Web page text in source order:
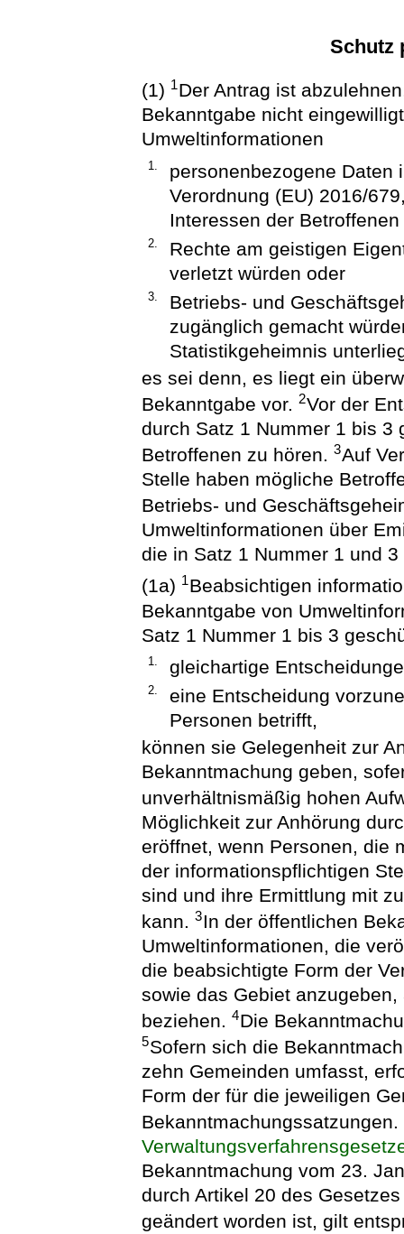
Schutz
(1) 1Der Antrag ist
Bekanntgabe nicht
Umweltinformationen
1.
personenbezogene Daten
Verordnung (EU) 2016/
Interessen der
2.
Rechte am geistigen
verletzt würden oder
3.
Betriebs- und
zugänglich gemacht
Statistikgeheimnis
es sei denn, es liegt ein
Bekanntgabe vor.2Vor der
durch Satz 1 Nummer 1 bis 3
Betroffenen zu hören.3Auf
Stelle haben mögliche
Betriebs- und
Umweltinformationen über
die in Satz 1 Nummer 1 und
(1a) 1Beabsichtigen
Bekanntgabe von
Satz 1 Nummer 1 bis 3
1. gleichartige
2.
eine Entscheidung
Personen betrifft,
können sie Gelegenheit zur
Bekanntmachung geben,
unverhältnismäßig hohen
Möglichkeit zur Anhörung
eröffnet, wenn Personen, die
der informationspflichtigen
sind und ihre Ermittlung mit
kann.3In der öffentlichen
Umweltinformationen, die
die beabsichtigte Form der
sowie das Gebiet
beziehen.4Die
5Sofern sich die
zehn Gemeinden umfasst,
Form der für die jeweiligen
Bekanntmachungssatzungen.
Bekanntmachung vom 23.
durch Artikel 20 des
geändert worden ist, gilt